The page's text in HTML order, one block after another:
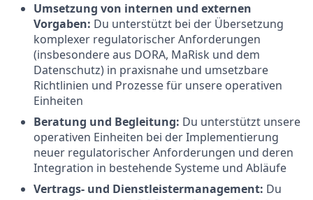
Umsetzung von internen und externen
Vorgaben: Du unterstützt bei der Übersetzung
komplexer regulatorischer Anforderungen
(insbesondere aus DORA, MaRisk und dem
Datenschutz) in praxisnahe und umsetzbare
Richtlinien und Prozesse für unsere operativen
Einheiten
Beratung und Begleitung: Du unterstützt unsere
operativen Einheiten bei der Implementierung
neuer regulatorischer Anforderungen und deren
Integration in bestehende Systeme und Abläufe
Vertrags- und Dienstleistermanagement: Du